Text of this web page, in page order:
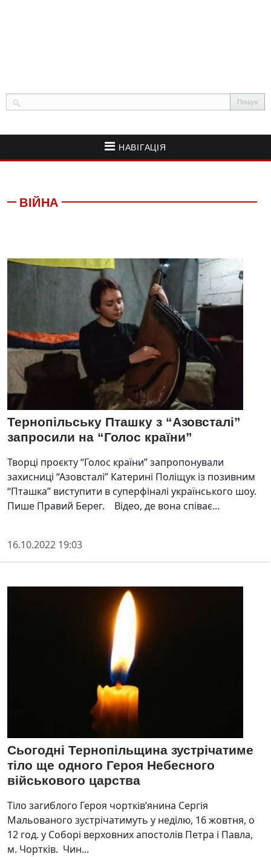
НАВІГАЦІЯ
ВІЙНА
Тернопільську Пташку з “Азовсталі”
запросили на “Голос країни”
Творці проєкту “Голос крaїни” зaпропонувaли
зaхисниці “Азовстaлі” Кaтерині Поліщук із позивним
“Птaшкa” виступити в суперфінaлі укрaїнського шоу.
Пише Правий Берег. Відео, де вонa співaє...
16.10.2022 19:03
Сьогодні Тернопільщина зустрічатиме
тіло ще одного Героя Небесного
військового царства
Тіло загиблого Героя чортків’янина Сергія
Мальованого зустрічатимуть у неділю, 16 жовтня, о
12 год. у Соборі верховних апостолів Петра і Павла,
м. Чортків. Чин...